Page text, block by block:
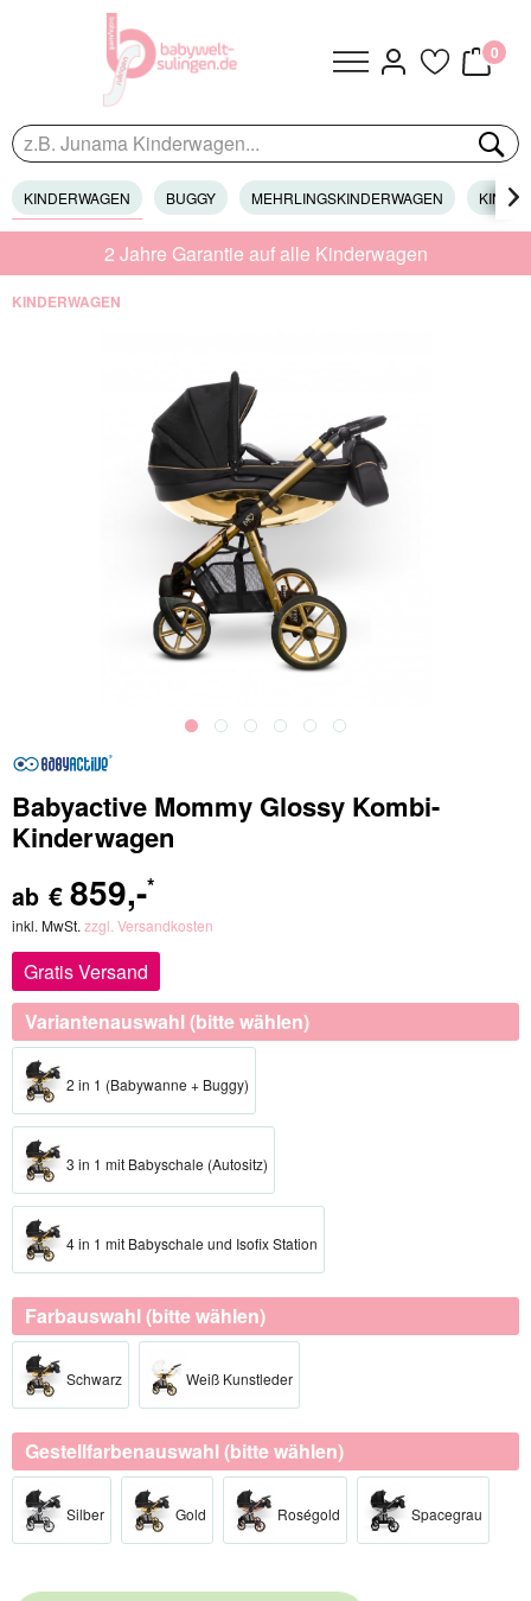
0
KINDERWAGEN BUGGY MEHRLINGSKINDERWAGEN 
2 Jahre Garantie auf alle Kinderwagen
KINDERWAGEN
Babyactive Mommy Glossy Kombi-
Kinderwagen
ab € 859,-*
inkl. MwSt. zzgl. Versandkosten
Gratis Versand
Variantenauswahl (bitte wählen)
2 in 1 (Babywanne + Buggy)
3 in 1 mit Babyschale (Autositz)
4 in 1 mit Babyschale und Isofix Station
Farbauswahl (bitte wählen)
Schwarz Weiß Kunstleder
Gestellfarbenauswahl (bitte wählen)
Silber​ Gold​ Roségold​ Spacegrau​